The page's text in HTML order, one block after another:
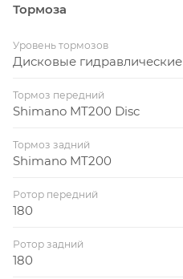
Тормоза
Уровень тормозов
Дисковые гидравлические
Тормоз передний
Shimano MT200 Disc
Тормоз задний
Shimano MT200
Ротор передний
180
Ротор задний
180